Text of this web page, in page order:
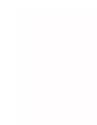
追踪广告
自定义生